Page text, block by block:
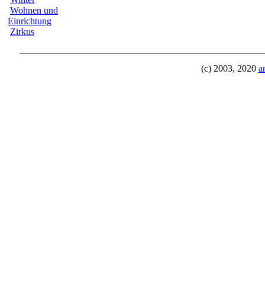
Wohnen und
Einrichtung
Zirkus
(c) 2003, 2020